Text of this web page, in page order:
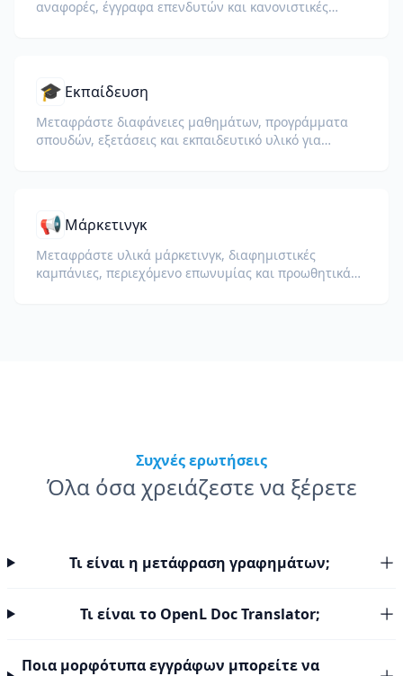
αναφορές, έγγραφα επενδυτών και κανονιστικές
🎓 Εκπαίδευση
Μεταφράστε διαφάνειες μαθημάτων, προγράμματα
σπουδών, εξετάσεις και εκπαιδευτικό υλικό για
📢 Μάρκετινγκ
Μεταφράστε υλικά μάρκετινγκ, διαφημιστικές
καμπάνιες, περιεχόμενο επωνυμίας και προωθητικά
Συχνές ερωτήσεις
Όλα όσα χρειάζεστε να ξέρετε
Τι είναι η μετάφραση γραφημάτων;
Τι είναι το OpenL Doc Translator;
Ποια μορφότυπα εγγράφων μπορείτε να